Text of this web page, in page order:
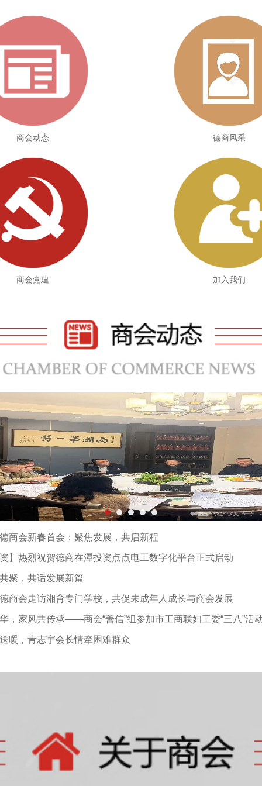
商会动态 德商风采
商会党建 加入我们
商会新春首会：聚焦发展，共启新程
】热烈祝贺德商在潭投资点点电工数字化平台正式启动
聚，共话发展新篇
商会走访湘育专门学校，共促未成年人成长与商会发展
，家风共传承——商会“善信”组参加市工商联妇工委“三八”活
暖，青志宇会长情牵困难群众